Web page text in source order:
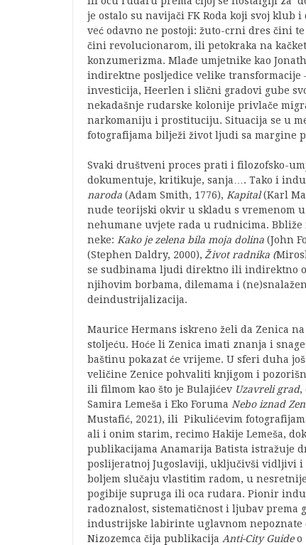
je ostalo su navijači FK Roda koji svoj klub
već odavno ne postoji: žuto-crni dres čini
čini revolucionarom, ili petokraka na
konzumerizma. Mlađe umjetnike kao
indirektne posljedice velike
investicija, Heerlen i slični gradovi gube
nekadašnje rudarske kolonije privlače
narkomaniju i prostituciju. Situacija se u
fotografijama bilježi život ljudi sa margine
Svaki društveni proces prati i filozofsko-
dokumentuje, kritikuje, sanja…. Tako i
naroda (Adam Smith, 1776), Kapital(Karl
nude teorijski okvir u skladu s vremenom u
nehumane uvjete rada u rudnicima.
neke: Kako je zelena bila moja dolina (John
(Stephen Daldry, 2000), Život radnika (
se sudbinama ljudi direktno ili indirektno
njihovim borbama, dilemama i
deindustrijalizacija.
Maurice Hermans iskreno želi da Zenica
stoljeću. Hoće li Zenica imati znanja i
baštinu pokazat će vrijeme. U sferi duha
veličine Zenice pohvaliti knjigom i
ili filmom kao što je Bulajićev Uzavreli grad,
Samira Lemeša i Eko Foruma Nebo iznad
Mustafić, 2021), ili Pikulićevim
ali i onim starim, recimo Hakije Lemeša,
publikacijama Anamarija Batista istražuje
poslijeratnoj Jugoslaviji, uključivši vidljivi
boljem slučaju vlastitim radom, u
pogibije supruga ili oca rudara. Pionir
radoznalost, sistematičnost i ljubav
industrijske labirinte uglavnom nepoznate
Nizozemca čija publikacija Anti-City Guideo